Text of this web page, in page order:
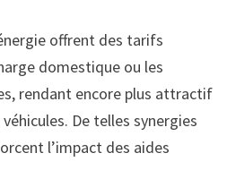
offrent des tarifs
domestique ou les
rendant encore plus attractif
De telles synergies
l’impact des aides